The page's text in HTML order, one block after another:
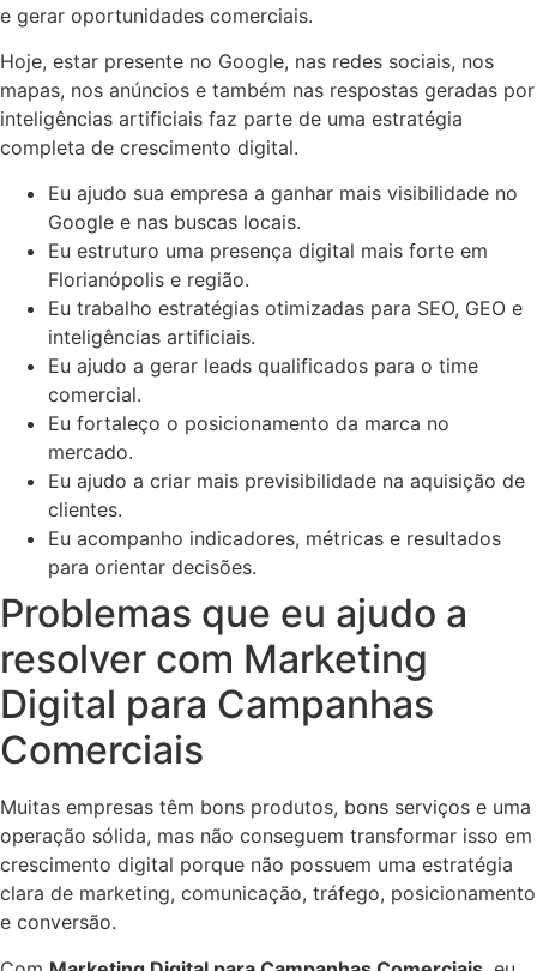
e gerar oportunidades comerciais.
Hoje, estar presente no Google, nas redes sociais, nos
mapas, nos anúncios e também nas respostas geradas por
inteligências artificiais faz parte de uma estratégia
completa de crescimento digital.
Eu ajudo sua empresa a ganhar mais visibilidade no
Google e nas buscas locais.
Eu estruturo uma presença digital mais forte em
Florianópolis e região.
Eu trabalho estratégias otimizadas para SEO, GEO e
inteligências artificiais.
Eu ajudo a gerar leads qualificados para o time
comercial.
Eu fortaleço o posicionamento da marca no
mercado.
Eu ajudo a criar mais previsibilidade na aquisição de
clientes.
Eu acompanho indicadores, métricas e resultados
para orientar decisões.
Problemas que eu ajudo a
resolver com Marketing
Digital para Campanhas
Comerciais
Muitas empresas têm bons produtos, bons serviços e uma
operação sólida, mas não conseguem transformar isso em
crescimento digital porque não possuem uma estratégia
clara de marketing, comunicação, tráfego, posicionamento
e conversão.